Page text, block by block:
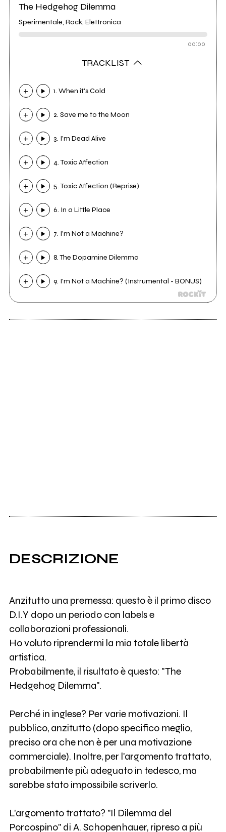
The Hedgehog Dilemma
Sperimentale, Rock, Elettronica
00:00
TRACKLIST
1. When it's Cold
2. Save me to the Moon
3. I'm Dead Alive
4. Toxic Affection
5. Toxic Affection (Reprise)
6. In a Little Place
7. I'm Not a Machine?
8. The Dopamine Dilemma
9. I'm Not a Machine? (Instrumental - BONUS)
DESCRIZIONE
Anzitutto una premessa: questo è il primo disco
D.I.Y dopo un periodo con labels e
collaborazioni professionali.
Ho voluto riprendermi la mia totale libertà
artistica.
Probabilmente, il risultato è questo: "The
Hedgehog Dilemma".
Perché in inglese? Per varie motivazioni. Il
pubblico, anzitutto (dopo specifico meglio,
preciso ora che non è per una motivazione
commerciale). Inoltre, per l'argomento trattato,
probabilmente più adeguato in tedesco, ma
sarebbe stato impossibile scriverlo.
L'argomento trattato? "Il Dilemma del
Porcospino" di A. Schopenhauer, ripreso a più